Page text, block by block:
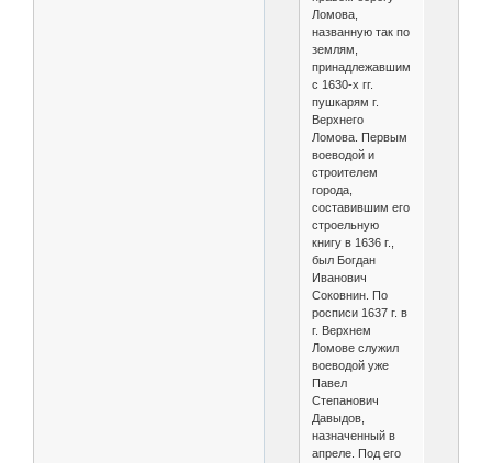
Ломова,
названную так по
землям,
принадлежавшим
с 1630-х гг.
пушкарям г.
Верхнего
Ломова. Первым
воеводой и
строителем
города,
составившим его
строельную
книгу в 1636 г.,
был Богдан
Иванович
Соковнин. По
росписи 1637 г. в
г. Верхнем
Ломове служил
воеводой уже
Павел
Степанович
Давыдов,
назначенный в
апреле. Под его